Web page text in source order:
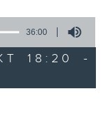
36:00
18:20 -